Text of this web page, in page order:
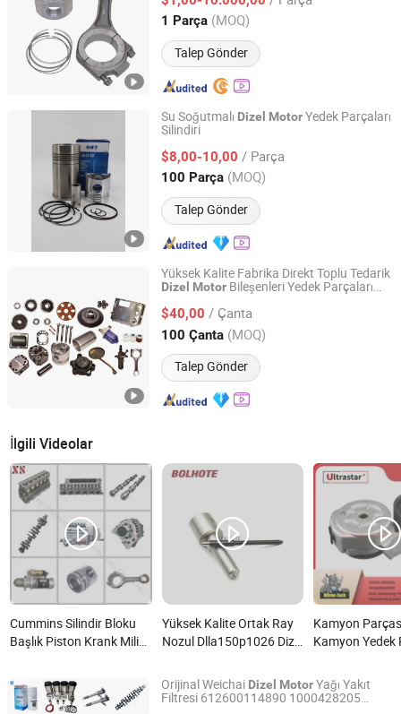
1 Parça (MOQ)
Talep Gönder
Guangdong, China Fiyat 2025
Su Soğutmalı Dizel MotorYedek Parçaları
Silindiri
$8,00-10,00 / Parça
100 Parça (MOQ)
Talep Gönder
Hangzhou Raja Machinery Co., Ltd.
Zhejiang, China Fiyat 2022
Yüksek Kalite Fabrika Direkt Toplu Tedarik
Dizel Motor Bileşenleri Yedek Parçaları
$40,00 / Çanta
100 Çanta (MOQ)
Talep Gönder
Hebei Xiongandetar Import and Export Trade Co., Ltd.
Hebei, China Fiyat 2026
İlgili Videolar
Cummins Silindir Bloku
Başlık Piston Krank Mili
Çubuğu Dizel Motor
Yedek Parçaları nedir?
Yüksek Kalite Ortak Ray
Nozul Dlla150p1026 Dizel
Otomotiv Parçaları nedir?
Kamyon
Kamyon Yedek
Kamyon Dizel
Parçaları nedir?
Orijinal Weichai Dizel MotorYağı Yakıt
Filtresi 612600114890 1000428205
Weifang Blue Light Power Equipment Co., Ltd